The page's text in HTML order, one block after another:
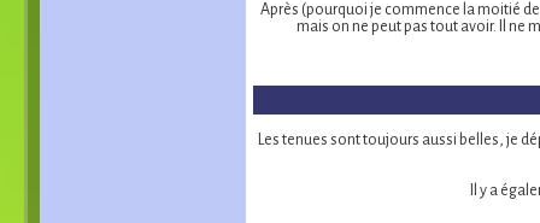
Après (pourquoi je commence la moitié de
mais on ne peut pas tout avoir. Il ne
Les tenues sont toujours aussi belles, je
Il y a